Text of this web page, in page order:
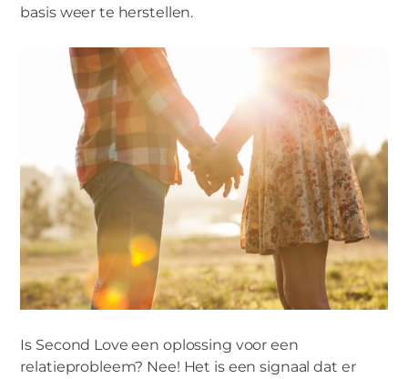
basis weer te herstellen.
Is Second Love een oplossing voor een
relatieprobleem? Nee! Het is een signaal dat er